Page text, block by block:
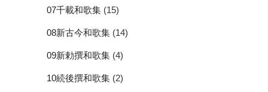
07千載和歌集 (15)
08新古今和歌集 (14)
09新勅撰和歌集 (4)
10続後撰和歌集 (2)